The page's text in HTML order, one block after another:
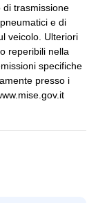
di trasmissione
e di
veicolo. Ulteriori
reperibili nella
specifiche
presso i